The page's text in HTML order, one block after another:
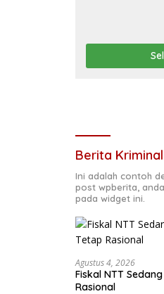
Berita Kriminal
Ini adalah contoh
post wpberita,
pada widget ini.
Agustus 4, 2026
Fiskal NTT
Rasional